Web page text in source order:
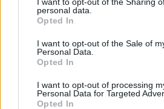
grant or deny consent to Google and
use your data for below specified
consent section.
personal data.
Opted In
I want to opt-out of the Sale of
Personal Data.
Opted In
I want to opt-out of processing
Personal Data for Targeted
Opted In
INTERNACIONAL